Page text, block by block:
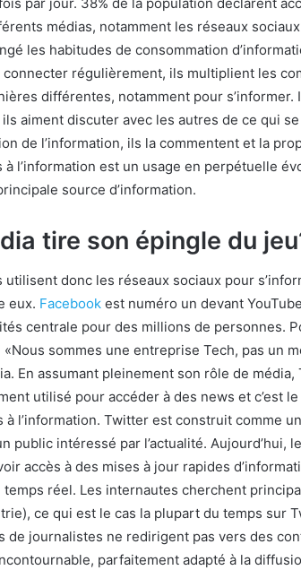
médias, notamment les réseaux
les habitudes de consommation
connecter régulièrement, ils multiplient les
différentes, notamment pour s’informer.
aiment discuter avec les autres de ce qui
de l’information, ils la commentent et la
à l’information est un usage en perpétuelle
source d’information.
tire son épingle du
utilisent donc les réseaux sociaux pour
eux. Facebook est numéro un devant
centrale pour des millions de personnes.
sommes une entreprise Tech, pas un
En assumant pleinement son rôle de
utilisé pour accéder à des news et c’est
à l’information. Twitter est construit comme
public intéressé par l’actualité. Aujourd’hui,
accès à des mises à jour rapides
temps réel. Les internautes cherchent
ce qui est le cas la plupart du temps sur
de journalistes ne redirigent pas vers des
parfaitement adapté à la